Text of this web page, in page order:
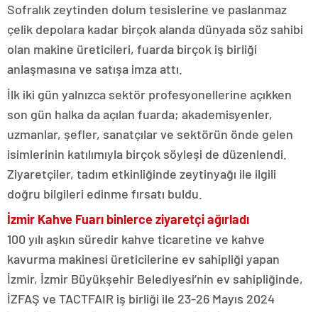
Sofralık zeytinden dolum tesislerine ve paslanmaz
çelik depolara kadar birçok alanda dünyada söz sahibi
olan makine üreticileri, fuarda birçok iş birliği
anlaşmasına ve satışa imza attı.
İlk iki gün yalnızca sektör profesyonellerine açıkken
son gün halka da açılan fuarda; akademisyenler,
uzmanlar, şefler, sanatçılar ve sektörün önde gelen
isimlerinin katılımıyla birçok söyleşi de düzenlendi.
Ziyaretçiler, tadım etkinliğinde zeytinyağı ile ilgili
doğru bilgileri edinme fırsatı buldu.
İzmir Kahve Fuarı binlerce ziyaretçi ağırladı
100 yılı aşkın süredir kahve ticaretine ve kahve
kavurma makinesi üreticilerine ev sahipliği yapan
İzmir, İzmir Büyükşehir Belediyesi’nin ev sahipliğinde,
İZFAŞ ve TACTFAIR iş birliği ile 23-26 Mayıs 2024